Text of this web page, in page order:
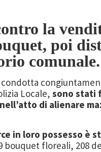
la
poi
comunale.
Locale, sono stati
di alienare
in loro possesso è
bouquet floreali, 208